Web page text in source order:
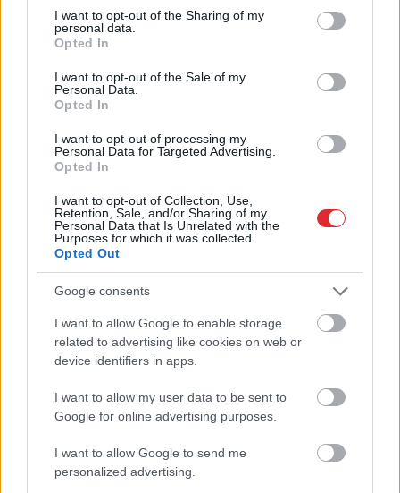
not limited to your visit or usage behaviour. You may click to
grant or deny consent to Google and its third-party tags to
use your data for below specified purposes in below Google
consent section.
I want to opt-out of the Sharing of my
personal data.
Opted In
I want to opt-out of the Sale of my
Personal Data.
Opted In
I want to opt-out of processing my
Personal Data for Targeted Advertising.
Opted In
I want to opt-out of Collection, Use,
Retention, Sale, and/or Sharing of my
Personal Data that Is Unrelated with the
Purposes for which it was collected.
Opted Out
Google consents
I want to allow Google to enable storage
related to advertising like cookies on web or
device identifiers in apps.
I want to allow my user data to be sent to
Google for online advertising purposes.
I want to allow Google to send me
personalized advertising.
tā, kā tev pašam šķiet
pareizi
Didrihsone atklāti par
laiku pēc dēla
“Tā sanāca, ka iemīlējās
divi cilvēki ar lielu gadu
starpību,” Linda Kalniņa
pirmo reizi publiski
apstiprina laulību ar
Džilindžeru
Atcelt Ziņot